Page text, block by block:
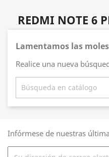
REDMI NOTE 6
Lamentamos las
Realice una nueva
Infórmese de nuestras